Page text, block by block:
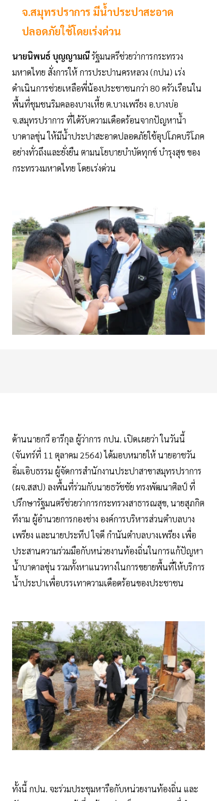
จ.สมุทรปราการ มีน้ำประปาสะอาด
ปลอดภัยใช้โดยเร่งด่วน
นายนิพนธ์ บุญญามณีรัฐมนตรีช่วยว่าการกระทรวง
มหาดไทย สั่งการให้ การประปานครหลวง (กปน) เร่ง
ดำเนินการช่วยเหลือพี่น้องประชาชนกว่า 80 ครัวเรือนใน
พื้นที่ชุมชนริมคลองบางเหี้ย ต.บางเพรียง อ.บางบ่อ
จ.สมุทรปราการ ที่ได้รับความเดือดร้อนจากปัญหาน้ำ
บาดาลขุ่น ให้มีน้ำประปาสะอาดปลอดภัยใช้อุปโภคบริโภค
อย่างทั่วถึงและยั่งยืน ตามนโยบายบำบัดทุกข์ บำรุงสุข ของ
กระทรวงมหาดไทย โดยเร่งด่วน
ด้านนายกวี อารีกุล ผู้ว่าการ กปน. เปิดเผยว่า ในวันนี้
(จันทร์ที่ 11 ตุลาคม 2564) ได้มอบหมายให้ นายอาชวัน
อิ่มเอิบธรรม ผู้จัดการสำนักงานประปาสาขาสมุทรปราการ
(ผจ.สสป) ลงพื้นที่ร่วมกับนายธวัชชัย ทรงพัฒนาศิลป์ ที่
ปรึกษารัฐมนตรีช่วยว่าการกระทรวงสาธารณสุข, นายสุภกิต
ทีงาม ผู้อำนวยการกองช่าง องค์การบริหารส่วนตำบลบาง
เพรียง และนายประทีป ใจดี กำนันตำบลบางเพรียง เพื่อ
ประสานความร่วมมือกับหน่วยงานท้องถิ่นในการแก้ปัญหา
น้ำบาดาลขุ่น รวมทั้งหาแนวทางในการขยายพื้นที่ให้บริการ
น้ำประปาเพื่อบรรเทาความเดือดร้อนของประชาชน
ทั้งนี้ กปน. จะร่วมประชุมหารือกับหน่วยงานท้องถิ่น และ